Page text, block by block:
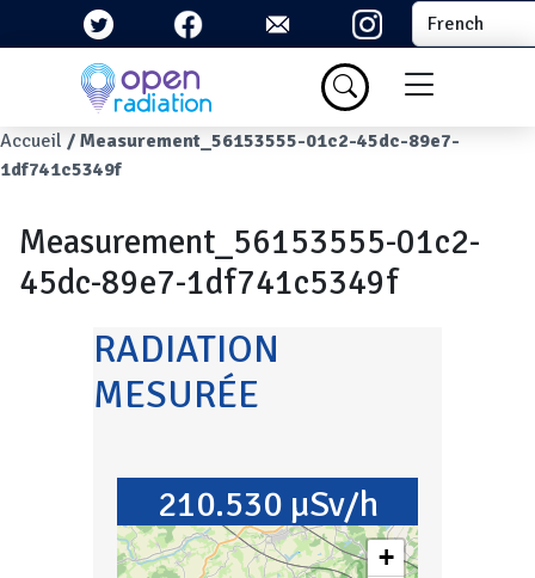
Aller au contenu principal Select your
Menu du
Fil d'Ariane
Accueil
Measurement_56153555-01c2-45dc-89e7-
1df741c5349f
Measurement_56153555-01c2-
45dc-89e7-1df741c5349f
RADIATION
MESURÉE
210.530 µSv/h
+